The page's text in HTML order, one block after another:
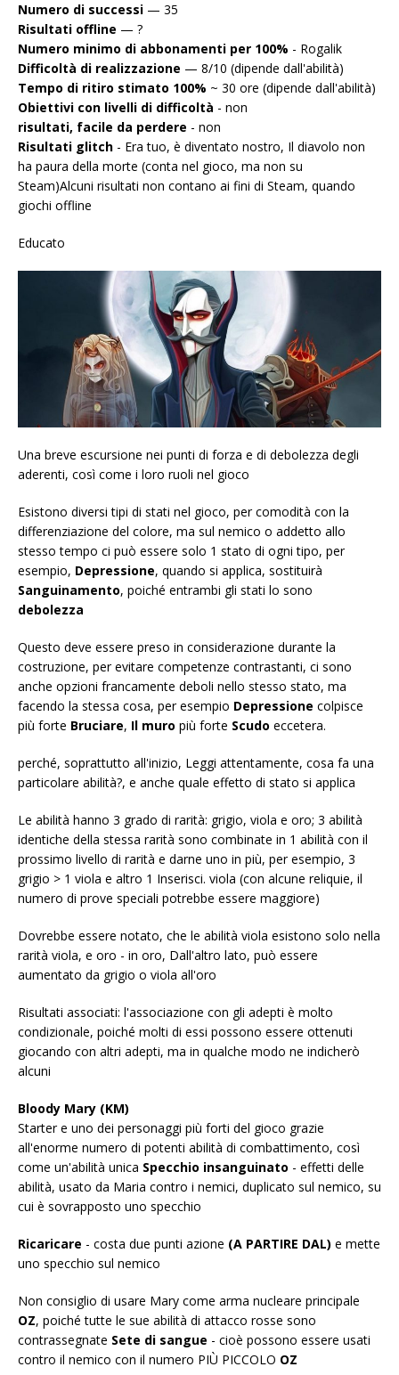
Numero di successi — 35
Risultati offline — ?
Numero minimo di abbonamenti per 100% - Rogalik
Difficoltà di realizzazione — 8/10 (dipende dall'abilità)
Tempo di ritiro stimato 100% ~ 30 ore (dipende dall'abilità)
Obiettivi con livelli di difficoltà - non
risultati, facile da perdere - non
Risultati glitch - Era tuo, è diventato nostro, Il diavolo non
ha paura della morte (conta nel gioco, ma non su
Steam)Alcuni risultati non contano ai fini di Steam, quando
giochi offline
Educato
Una breve escursione nei punti di forza e di debolezza degli
aderenti, così come i loro ruoli nel gioco
Esistono diversi tipi di stati nel gioco, per comodità con la
differenziazione del colore, ma sul nemico o addetto allo
stesso tempo ci può essere solo 1 stato di ogni tipo, per
esempio, Depressione, quando si applica, sostituirà
Sanguinamento, poiché entrambi gli stati lo sono
debolezza
Questo deve essere preso in considerazione durante la
costruzione, per evitare competenze contrastanti, ci sono
anche opzioni francamente deboli nello stesso stato, ma
facendo la stessa cosa, per esempio Depressione colpisce
più forte Bruciare, Il muro più forte Scudo eccetera.
perché, soprattutto all'inizio, Leggi attentamente, cosa fa una
particolare abilità?, e anche quale effetto di stato si applica
Le abilità hanno 3 grado di rarità: grigio, viola e oro; 3 abilità
identiche della stessa rarità sono combinate in 1 abilità con il
prossimo livello di rarità e darne uno in più, per esempio, 3
grigio > 1 viola e altro 1 Inserisci. viola (con alcune reliquie, il
numero di prove speciali potrebbe essere maggiore)
Dovrebbe essere notato, che le abilità viola esistono solo nella
rarità viola, e oro - in oro, Dall'altro lato, può essere
aumentato da grigio o viola all'oro
Risultati associati: l'associazione con gli adepti è molto
condizionale, poiché molti di essi possono essere ottenuti
giocando con altri adepti, ma in qualche modo ne indicherò
alcuni
Bloody Mary (KM)
Starter e uno dei personaggi più forti del gioco grazie
all'enorme numero di potenti abilità di combattimento, così
come un'abilità unica Specchio insanguinato - effetti delle
abilità, usato da Maria contro i nemici, duplicato sul nemico, su
cui è sovrapposto uno specchio
Ricaricare - costa due punti azione (A PARTIRE DAL) e mette
uno specchio sul nemico
Non consiglio di usare Mary come arma nucleare principale
OZ, poiché tutte le sue abilità di attacco rosse sono
contrassegnate Sete di sangue - cioè possono essere usati
contro il nemico con il numero PIÙ PICCOLO OZ